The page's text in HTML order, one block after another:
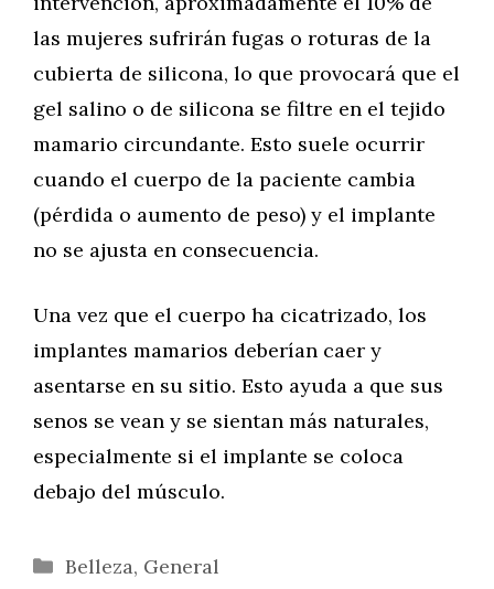
las mujeres sufrirán fugas o roturas de la
cubierta de silicona, lo que provocará que el
gel salino o de silicona se filtre en el tejido
mamario circundante. Esto suele ocurrir
cuando el cuerpo de la paciente cambia
(pérdida o aumento de peso) y el implante
no se ajusta en consecuencia.
Una vez que el cuerpo ha cicatrizado, los
implantes mamarios deberían caer y
asentarse en su sitio. Esto ayuda a que sus
senos se vean y se sientan más naturales,
especialmente si el implante se coloca
debajo del músculo.
Categorías
Belleza, General